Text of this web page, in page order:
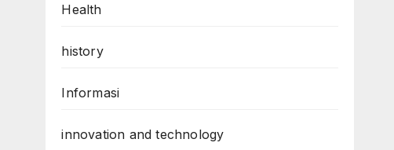
Health
history
Informasi
innovation and technology